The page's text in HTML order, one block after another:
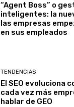
“Agent Boss” o
inteligentes: la
las empresas
en sus empleados
TENDENCIAS
El SEO evoluciona
cada vez más
hablar de GEO